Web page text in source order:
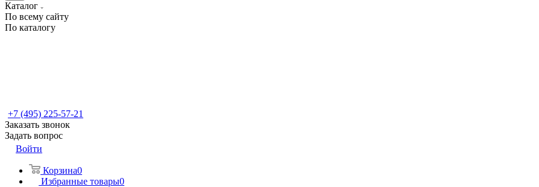
Каталог
По всему сайту
По каталогу
+7 (495) 225-57-21
Заказать звонок
Задать вопрос
Войти
Корзина0
Избранные товары0